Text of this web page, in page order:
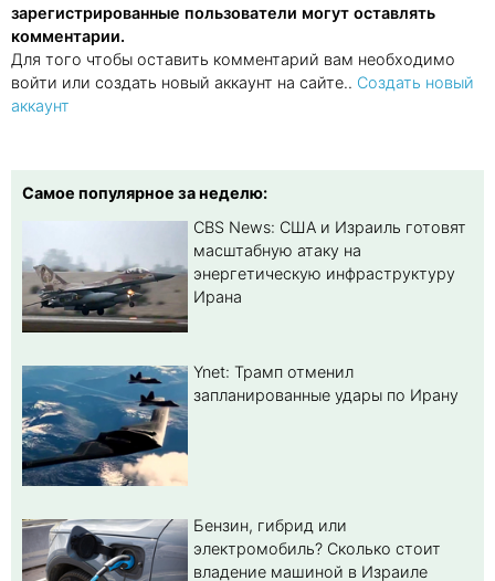
зарегистрированные пользователи могут оставлять
комментарии.
Для того чтобы оставить комментарий вам необходимо
войти или создать новый аккаунт на сайте.. Создать новый
аккаунт
Самое популярное за неделю:
CBS News: США и Израиль готовят
масштабную атаку на
энергетическую инфраструктуру
Ирана
Ynet: Трамп отменил
запланированные удары по Ирану
Бензин, гибрид или
электромобиль? Cколько стоит
владение машиной в Израиле